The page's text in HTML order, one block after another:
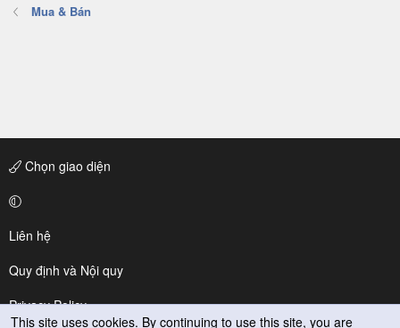
Mua & Bán
Chọn giao diện
Liên hệ
Quy định và Nội quy
Privacy Policy
This site uses cookies. By continuing to use this site, you are